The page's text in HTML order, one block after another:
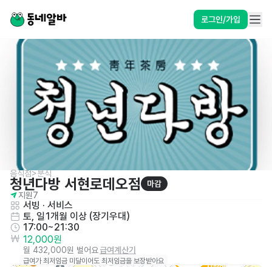
로그인/가입
음식점>분식
청년다방 서현로데오점
마감
지원7
서빙 · 서비스
토, 일1개월 이상 (장기우대)
17:00~21:30
12,000원
월 432,000원 벌어요급여계산기
급여가 최저임금 미달이어도 최저임금을 보장받아요